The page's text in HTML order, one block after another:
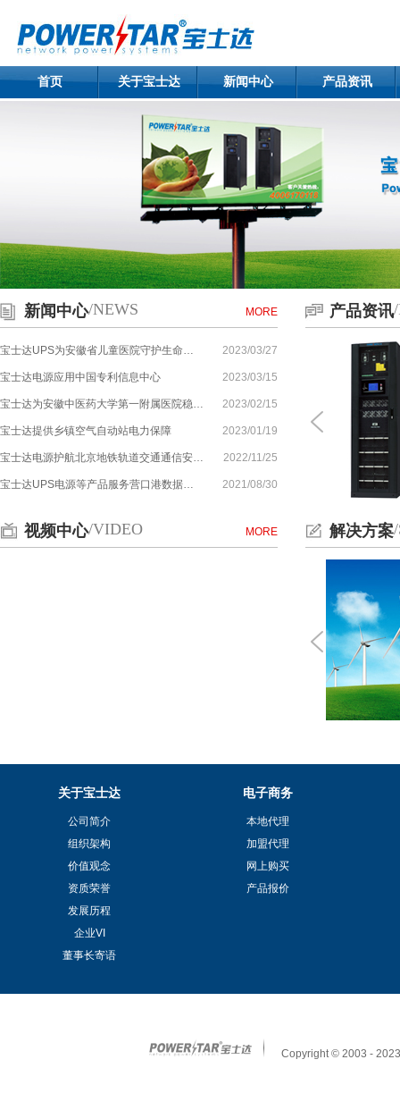
首页 关于宝士达 新闻中心 产品资讯
新闻中心/NEWS MORE
宝士达UPS为安徽省儿童医院守护生命… 2023/03/27
宝士达电源应用中国专利信息中心 2023/03/15
宝士达为安徽中医药大学第一附属医院稳… 2023/02/15
宝士达提供乡镇空气自动站电力保障 2023/01/19
宝士达电源护航北京地铁轨道交通通信安… 2022/11/25
宝士达UPS电源等产品服务营口港数据… 2021/08/30
产品资讯
视频中心/VIDEO MORE 解决方案
关于宝士达
公司简介
组织架构
价值观念
资质荣誉
发展历程
企业VI
董事长寄语
电子商务
本地代理
加盟代理
网上购买
产品报价
Copyright © 2003 -